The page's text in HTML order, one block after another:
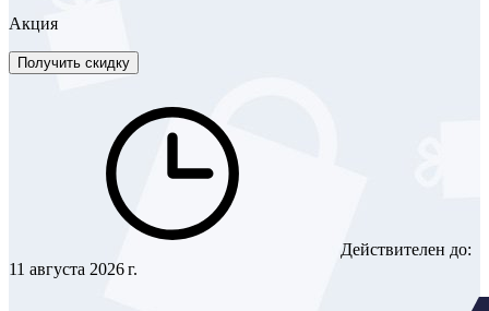
Акция
Получить скидку
Действителен до:
11 августа 2026 г.